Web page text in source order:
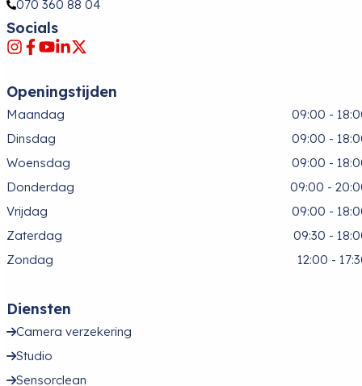
070 360 88 04
Socials
Openingstijden
Maandag
09:00 -
Dinsdag
09:00 -
Woensdag
09:00 -
Donderdag
09:00 -
Vrijdag
09:00 -
Zaterdag
09:30 -
Zondag
12:00 -
Diensten
Camera verzekering
Studio
Sensorclean